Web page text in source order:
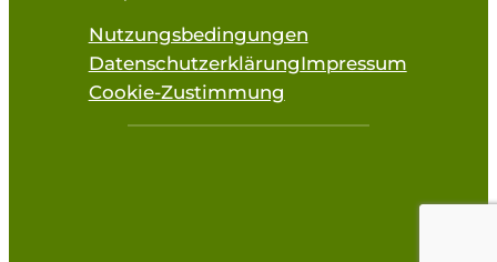
Nutzungsbedingungen
DatenschutzerklärungImpressum
Cookie-Zustimmung